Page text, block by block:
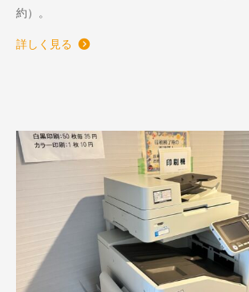
約）。
詳しく見る